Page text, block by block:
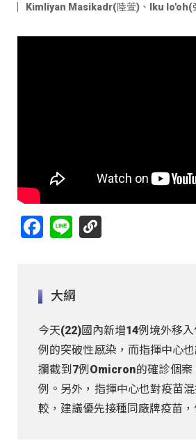
Kimliyan Masikadr(陸萱) 、 Iku lo'oh(
Facebook
Line
大綱
今天(22)國內新增14例境外移
例的突破性感染，而指揮中心
攔截到7例Omicron的確診個案
例。另外，指揮中心也對疫苗
較，建議優先接種同廠牌疫苗，